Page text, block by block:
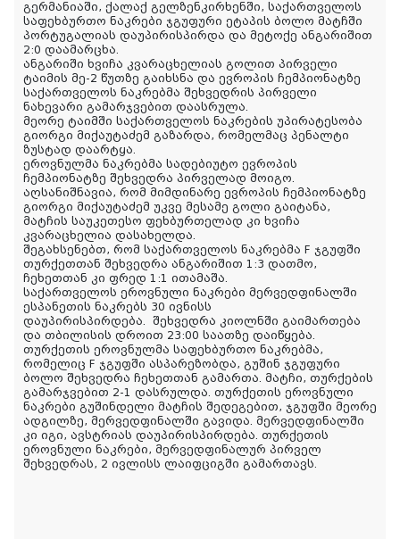
გერმანიაში, ქალაქ გელზენკირხენში, საქართველოს
საფეხბურთო ნაკრები ჯგუფური ეტაპის ბოლო მატჩში
პორტუგალიას დაუპირისპირდა და მეტოქე ანგარიშით
2:0 დაამარცხა.
ანგარიში ხვიჩა კვარაცხელიას გოლით პირველი
ტაიმის მე-2 წუთზე გაიხსნა და ევროპის ჩემპიონატზე
საქართველოს ნაკრებმა შეხვედრის პირველი
ნახევარი გამარჯვებით დაასრულა.
მეორე ტაიმში საქართველოს ნაკრების უპირატესობა
გიორგი მიქაუტაძემ გაზარდა, რომელმაც პენალტი
ზუსტად დაარტყა.
ეროვნულმა ნაკრებმა სადებიუტო ევროპის
ჩემპიონატზე შეხვედრა პირველად მოიგო.
აღსანიშნავია, რომ მიმდინარე ევროპის ჩემპიონატზე
გიორგი მიქაუტაძემ უკვე მესამე გოლი გაიტანა,
მატჩის საუკეთესო ფეხბურთელად კი ხვიჩა
კვარაცხელია დასახელდა.
შეგახსენებთ, რომ საქართველოს ნაკრებმა F ჯგუფში
თურქეთთან შეხვედრა ანგარიშით 1:3 დათმო,
ჩეხეთთან კი ფრედ 1:1 ითამაშა.
საქართველოს ეროვნული ნაკრები მერვედფინალში
ესპანეთის ნაკრებს 30 ივნისს
დაუპირისპირდება. შეხვედრა კიოლნში გაიმართება
და თბილისის დროით 23:00 საათზე დაიწყება.
თურქეთის ეროვნულმა საფეხბურთო ნაკრებმა,
რომელიც F ჯგუფში ასპარეზობდა, გუშინ ჯგუფური
ბოლო შეხვედრა ჩეხეთთან გამართა. მატჩი, თურქების
გამარჯვებით 2-1 დასრულდა. თურქეთის ეროვნული
ნაკრები გუშინდელი მატჩის შედეგებით, ჯგუფში მეორე
ადგილზე, მერვედფინალში გავიდა. მერვედფინალში
კი იგი, ავსტრიას დაუპირისპირდება. თურქეთის
ეროვნული ნაკრები, მერვედფინალურ პირველ
შეხვედრას, 2 ივლისს ლაიფციგში გამართავს.